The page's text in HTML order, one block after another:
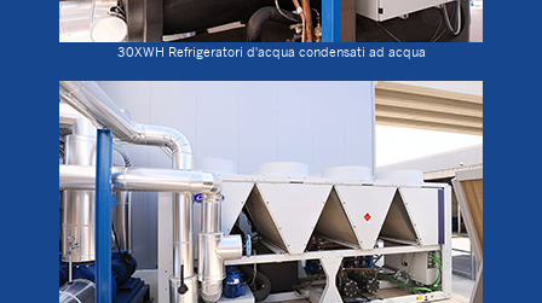
30XWH Refrigeratori d'acqua condensati ad acqua